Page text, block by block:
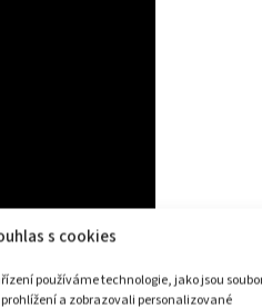
s cookies
používáme technologie, jako jsou
a zobrazovali personalizované